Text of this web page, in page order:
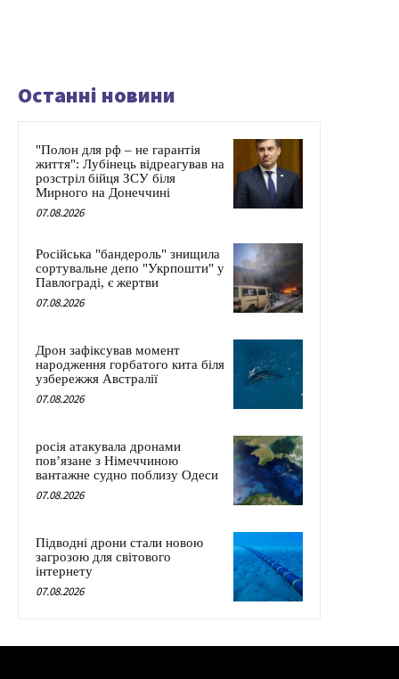
Останні новини
"Полон для рф – не гарантія
життя": Лубінець відреагував на
розстріл бійця ЗСУ біля
Мирного на Донеччині
07.08.2026
Російська "бандероль" знищила
сортувальне депо "Укрпошти" у
Павлограді, є жертви
07.08.2026
Дрон зафіксував момент
народження горбатого кита біля
узбережжя Австралії
07.08.2026
росія атакувала дронами
пов’язане з Німеччиною
вантажне судно поблизу Одеси
07.08.2026
Підводні дрони стали новою
загрозою для світового
інтернету
07.08.2026